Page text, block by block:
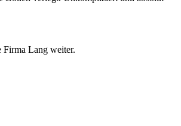
Firma Lang weiter.